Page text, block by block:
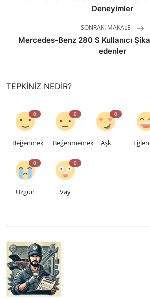
Deneyimler
SONRAKI MAKALE
Mercedes-Benz 280 S Kullanıcı
edenler
TEPKINIZ NEDIR?
0
Beğenmek
0
Beğenmemek
0
Aşk
0
Üzgün
0
Vay